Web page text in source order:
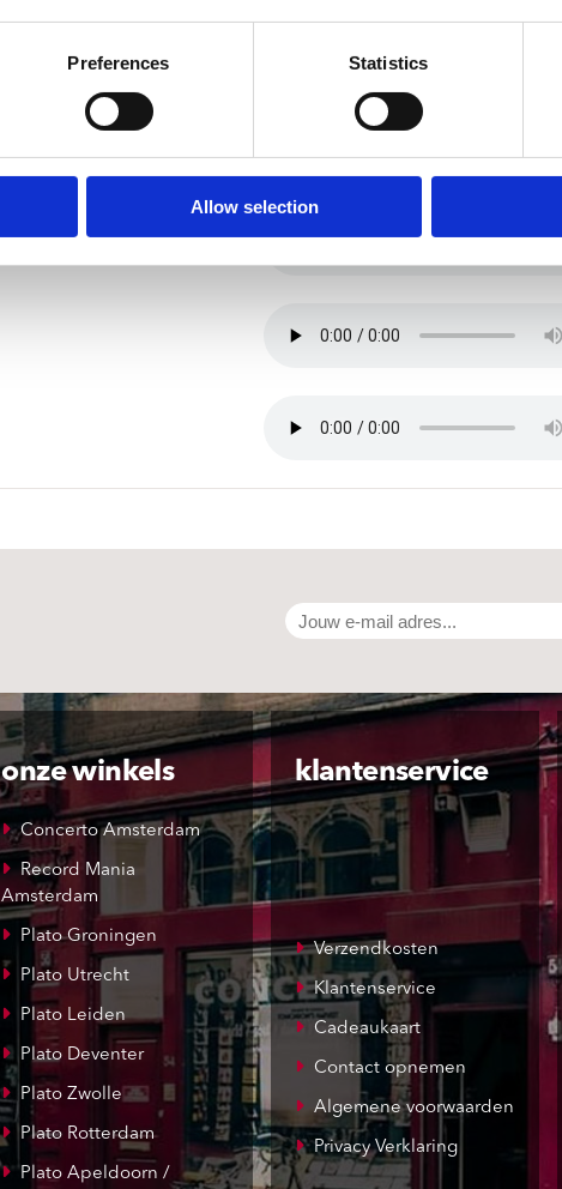
Preferences Statistics
Allow selection
onze winkels
Concerto Amsterdam
Record Mania
Amsterdam
Plato Groningen
Plato Utrecht
Plato Leiden
Plato Deventer
Plato Zwolle
Plato Rotterdam
Plato Apeldoorn /
klantenservice
Verzendkosten
Klantenservice
Cadeaukaart
Contact opnemen
Algemene voorwaarden
Privacy Verklaring